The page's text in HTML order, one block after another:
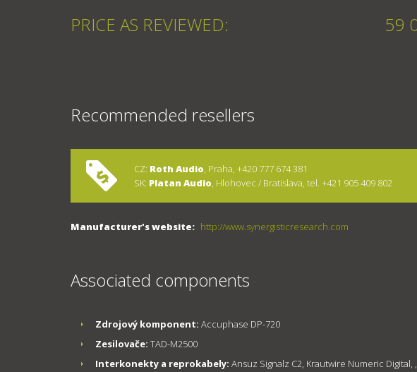
PRICE AS REVIEWED: 59
Recommended resellers
CZ: Roth Audio, Praha, +420 777 674 381
SK: Platan Audio, Hlohovec / Bratislava, tel. +421 905 409 802
Manufacturer's website: http://www.synergisticresearch.com
Associated components
Zdrojový komponent: Accuphase DP-720
Zesilovače: TAD-M2500
Interkonekty a reprokabely: Ansuz Signalz C2, Krautwire Numeric